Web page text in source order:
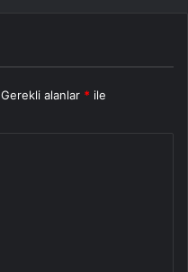
Gerekli alanlar * ile